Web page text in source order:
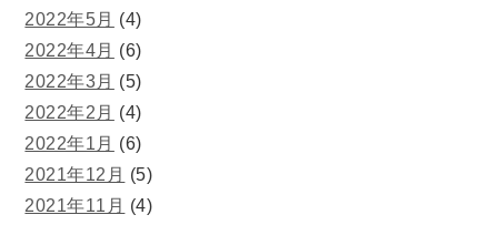
2022年5月 (4)
2022年4月 (6)
2022年3月 (5)
2022年2月 (4)
2022年1月 (6)
2021年12月 (5)
2021年11月 (4)